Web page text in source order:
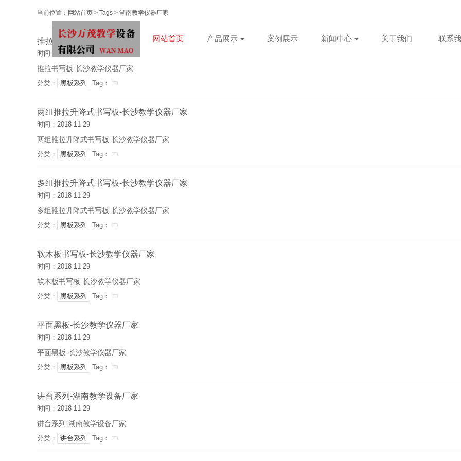
网站首页 产品展示 案例展示 新闻中心 关于我们 联系
当前位置： 网站首页 > Tags > 湖南教学仪器厂家
推拉书写板-长沙教学仪器厂家
时间：2018-11-29
推拉书写板-长沙教学仪器厂家
分类： 黑板系列 Tag：
两组推拉升降式书写板-长沙教学仪器厂家
时间：2018-11-29
两组推拉升降式书写板-长沙教学仪器厂家
分类： 黑板系列 Tag：
多组推拉升降式书写板-长沙教学仪器厂家
时间：2018-11-29
多组推拉升降式书写板-长沙教学仪器厂家
分类： 黑板系列 Tag：
软木板书写板-长沙教学仪器厂家
时间：2018-11-29
软木板书写板-长沙教学仪器厂家
分类： 黑板系列 Tag：
平面黑板-长沙教学仪器厂家
时间：2018-11-29
平面黑板-长沙教学仪器厂家
分类： 黑板系列 Tag：
讲台系列-湖南教学设备厂家
时间：2018-11-29
讲台系列-湖南教学设备厂家
分类： 讲台系列 Tag：